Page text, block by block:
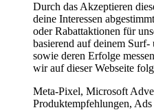
Durch das Akzeptieren
deine Interessen
oder Rabattaktionen für
basierend auf deinem
sowie deren Erfolge
wir auf dieser Webseite
Meta-Pixel, Microsoft
Produktempfehlungen,